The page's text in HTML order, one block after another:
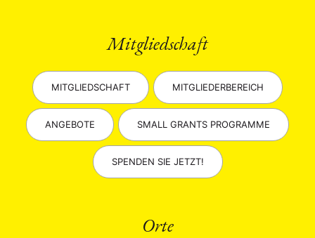
Mitgliedschaft
MITGLIEDSCHAFT MITGLIEDERBEREICH
ANGEBOTE SMALL GRANTS PROGRAMME
SPENDEN SIE JETZT!
Orte